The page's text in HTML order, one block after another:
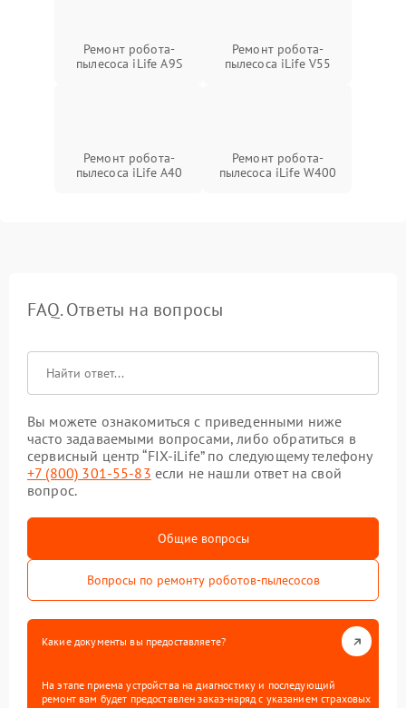
Ремонт робота-
пылесоса iLife A9S
Ремонт робота-
пылесоса iLife V55
Ремонт робота-
пылесоса iLife A40
Ремонт робота-
пылесоса iLife W400
FAQ. Ответы на вопросы
Вы можете ознакомиться с приведенными ниже
часто задаваемыми вопросами, либо обратиться в
сервисный центр “FIX-iLife” по следующему телефону
+7 (800) 301-55-83 если не нашли ответ на свой
вопрос.
Общие вопросы
Вопросы по ремонту роботов-пылесосов
Какие документы вы предоставляете?
На этапе приема устройства на диагностику и последующий
ремонт вам будет предоставлен заказ-наряд с указанием страховых